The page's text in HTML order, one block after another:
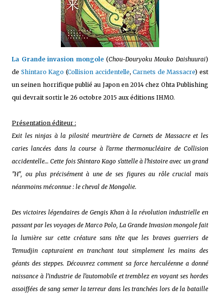
La Grande invasion mongole (Chou-Douryoku Mouko Daishuurai)
de Shintaro Kago (Collision accidentelle,Carnets de Massacre) est
un seinen horrifique publié au Japon en 2014 chez Ohta Publishing
qui devrait sortir le 26 octobre 2015 aux éditions IHMO.
Présentation éditeur :
Exit les ninjas à la pilosité meurtrière de Carnets de Massacre et les
caries lancées dans la course à l’arme thermonucléaire de Collision
accidentelle… Cette fois Shintaro Kago s’attelle à l’histoire avec un grand
"H", ou plus précisément à une de ses figures au rôle crucial mais
néanmoins méconnue : le cheval de Mongolie.
Des victoires légendaires de Gengis Khan à la révolution industrielle en
passant par les voyages de Marco Polo, La Grande Invasion mongole fait
la lumière sur cette créature sans tête que les braves guerriers de
Temudjin capturaient en tranchant tout simplement les mains des
géants des steppes. Découvrez comment sa force herculéenne a donné
naissance à l’industrie de l’automobile et tremblez en voyant ses hordes
assoiffées de sang semer la terreur dans les tranchées lors de la bataille